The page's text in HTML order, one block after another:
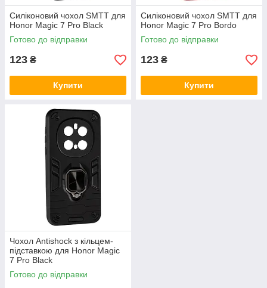
Силіконовий чохол SMTT для
Honor Magic 7 Pro Black
Готово до відправки
123 ₴
Купити
Силіконовий чохол SMTT для
Honor Magic 7 Pro Bordo
Готово до відправки
123 ₴
Купити
Чохол Antishock з кільцем-
підставкою для Honor Magic
7 Pro Black
Готово до відправки